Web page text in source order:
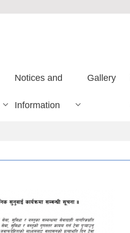
Notices and
Information
Gallery